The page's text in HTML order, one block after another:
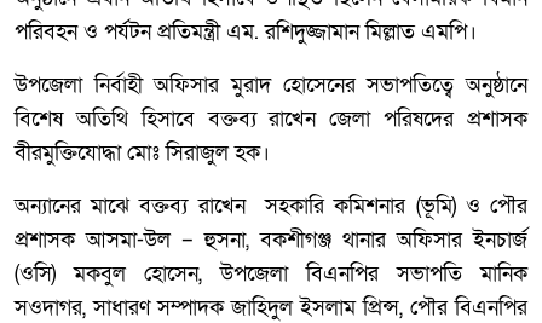
পরিবহন ও পর্যটন প্রতিমন্ত্রী এম. রশিদুজ্জামান মিল্লাত এমপি।
উপজেলা নির্বাহী অফিসার মুরাদ হোসেনের সভাপতিত্বে অনুষ্ঠানে
বিশেষ অতিথি হিসাবে বক্তব্য রাখেন জেলা পরিষদের প্রশাসক
বীরমুক্তিযোদ্ধা মোঃ সিরাজুল হক।
অন্যানের মাঝে বক্তব্য রাখেন সহকারি কমিশনার (ভূমি) ও পৌর
প্রশাসক আসমা-উল – হুসনা, বকশীগঞ্জ থানার অফিসার ইনচার্জ
(ওসি) মকবুল হোসেন, উপজেলা বিএনপির সভাপতি মানিক
সওদাগর, সাধারণ সম্পাদক জাহিদুল ইসলাম প্রিন্স, পৌর বিএনপির